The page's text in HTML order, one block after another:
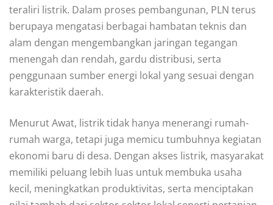
teraliri listrik. Dalam proses pembangunan, PLN terus
berupaya mengatasi berbagai hambatan teknis dan
alam dengan mengembangkan jaringan tegangan
menengah dan rendah, gardu distribusi, serta
penggunaan sumber energi lokal yang sesuai dengan
karakteristik daerah.
Menurut Awat, listrik tidak hanya menerangi rumah-
rumah warga, tetapi juga memicu tumbuhnya kegiatan
ekonomi baru di desa. Dengan akses listrik, masyarakat
memiliki peluang lebih luas untuk membuka usaha
kecil, meningkatkan produktivitas, serta menciptakan